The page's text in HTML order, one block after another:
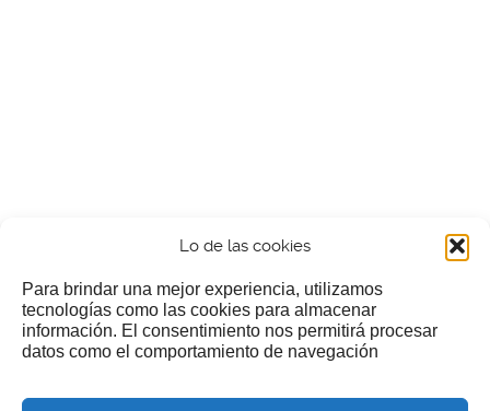
Lo de las cookies
Para brindar una mejor experiencia, utilizamos
tecnologías como las cookies para almacenar
información. El consentimiento nos permitirá procesar
datos como el comportamiento de navegación
¿Nos invitas a un cafecillo?
Si te gusta nuestra web puedes echar limosna a estos